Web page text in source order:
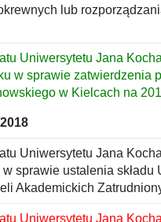
lub
Uniwersytetu Jana
w sprawie zatwierdzenia
w Kielcach na
Uniwersytetu Jana
sprawie ustalenia
Akademickich
Uniwersytetu Jana